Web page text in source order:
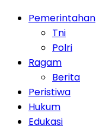
Pemerintahan
Tni
Polri
Ragam
Berita
Peristiwa
Hukum
Edukasi